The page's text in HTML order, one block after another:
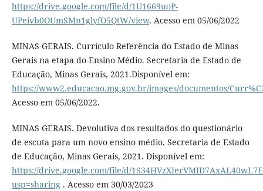
https://drive.google.com/file/d/1U1669uoP-
UPeivb0OUmSMn1glyfO5QtW/view. Acesso em 05/06/2022
MINAS GERAIS. Currículo Referência do Estado de Minas
Gerais na etapa do Ensino Médio. Secretaria de Estado de
Educação, Minas Gerais, 2021.Disponível em:
https://www2.educacao.mg.gov.br/images/documentos/
Acesso em 05/06/2022.
MINAS GERAIS. Devolutiva dos resultados do questionário
de escuta para um novo ensino médio. Secretaria de Estado
de Educação, Minas Gerais, 2021. Disponível em:
https://drive.google.com/file/d/
usp=sharing. Acesso em 30/03/2023